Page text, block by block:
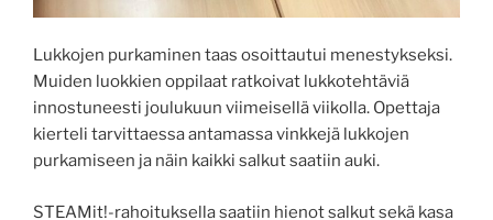
Lukkojen purkaminen taas osoittautui menestykseksi.
Muiden luokkien oppilaat ratkoivat lukkotehtäviä
innostuneesti joulukuun viimeisellä viikolla. Opettaja
kierteli tarvittaessa antamassa vinkkejä lukkojen
purkamiseen ja näin kaikki salkut saatiin auki.
STEAMit!-rahoituksella saatiin hienot salkut sekä kasa